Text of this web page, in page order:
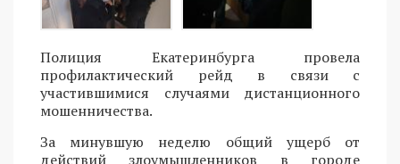
Полиция Екатеринбурга провела
профилактический рейд в связи с
участившимися случаями дистанционного
мошенничества.
За минувшую неделю общий ущерб от
действий злоумышленников в городе